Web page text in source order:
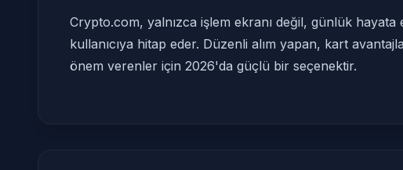
Crypto.com, yalnızca işlem ekranı değil, günlük
kullanıcıya hitap eder. Düzenli alım yapan, kart
önem verenler için 2026'da güçlü bir seçenektir.